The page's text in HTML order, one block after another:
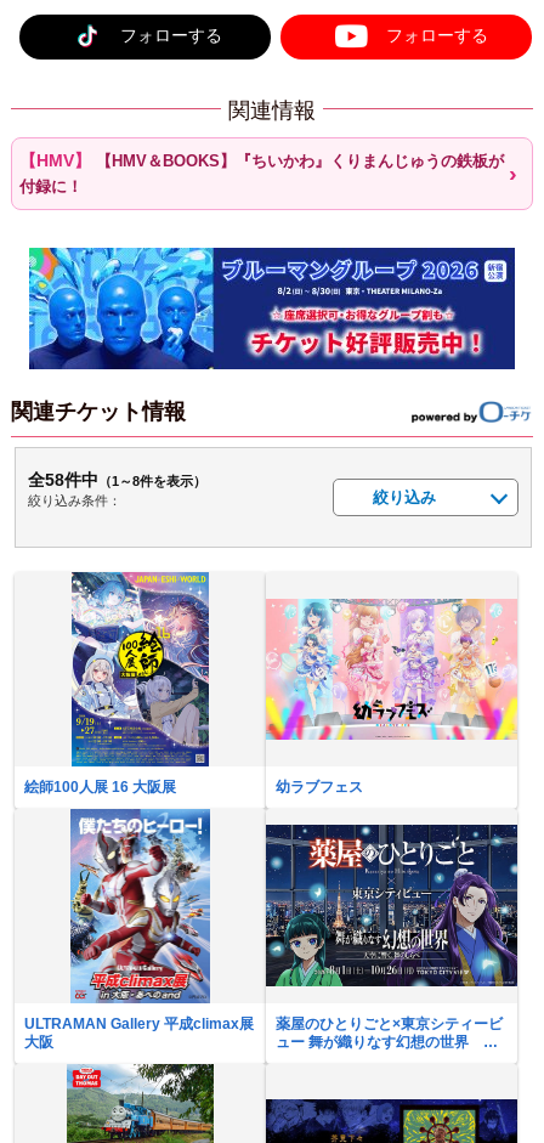
フォローする フォローする
関連情報
【HMV＆BOOKS】『ちいかわ』くりまんじゅうの鉄板が
付録に！
関連チケット情報
全58件中 （1～8件を表示）
絞り込み条件：
絞り込み
絵師100人展 16 大阪展 幼ラブフェス
ULTRAMAN Gallery 平成climax展
大阪
薬屋のひとりごと×東京シティービ
ュー 舞が織りなす幻想の世界 ―